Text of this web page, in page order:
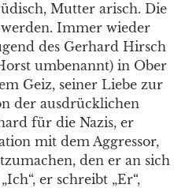
Mutter arisch. Die
Immer wieder
des Gerhard Hirsch
umbenannt) in Ober
Geiz, seiner Liebe zur
der ausdrücklichen
für die Nazis, er
mit dem Aggressor,
den er an sich
er schreibt „Er“,